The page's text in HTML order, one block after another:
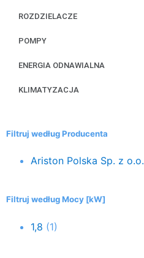
ROZDZIELACZE
POMPY
ENERGIA ODNAWIALNA
KLIMATYZACJA
Filtruj według Producenta
Ariston Polska Sp. z o.o.
Filtruj według Mocy [kW]
1,8 (1)